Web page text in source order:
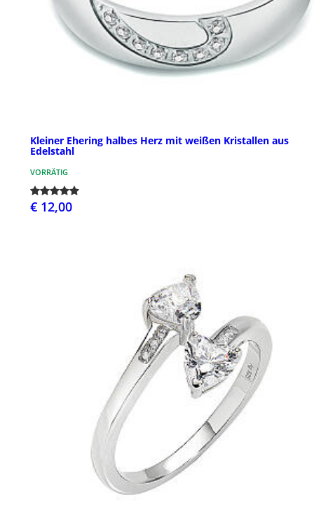
Kleiner Ehering halbes Herz mit weißen Kristallen aus
Edelstahl
VORRÄTIG
€ 12,00